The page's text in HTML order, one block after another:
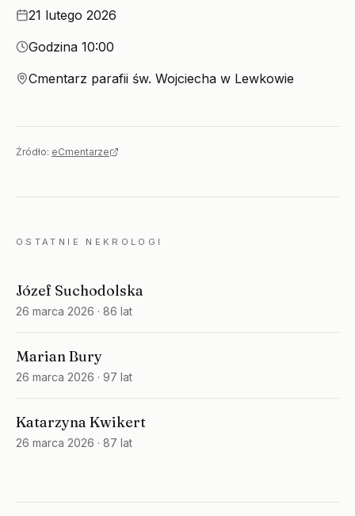
Data21 lutego 2026
Godzina
Godzina 10:00
Miejsce
Cmentarz parafii św. Wojciecha w Lewkowie
Źródło: eCmentarze
OSTATNIE NEKROLOGI
Józef Suchodolska
26 marca 2026 · 86 lat
Marian Bury
26 marca 2026 · 97 lat
Katarzyna Kwikert
26 marca 2026 · 87 lat